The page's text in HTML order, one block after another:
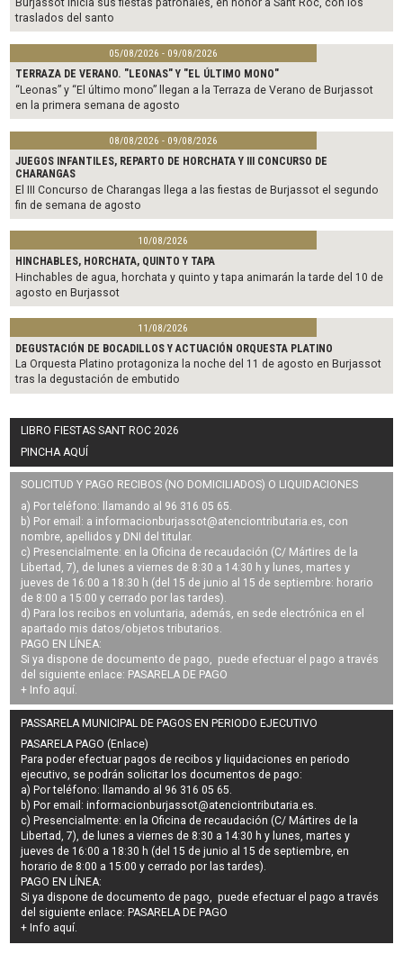
Burjassot inicia sus fiestas patronales, en honor a Sant Roc, con los
traslados del santo
05/08/2026 - 09/08/2026
TERRAZA DE VERANO. "LEONAS" Y "EL ÚLTIMO MONO"
“Leonas” y “El último mono” llegan a la Terraza de Verano de Burjassot
en la primera semana de agosto
08/08/2026 - 09/08/2026
JUEGOS INFANTILES, REPARTO DE HORCHATA Y III CONCURSO DE
CHARANGAS
El III Concurso de Charangas llega a las fiestas de Burjassot el segundo
fin de semana de agosto
10/08/2026
HINCHABLES, HORCHATA, QUINTO Y TAPA
Hinchables de agua, horchata y quinto y tapa animarán la tarde del 10 de
agosto en Burjassot
11/08/2026
DEGUSTACIÓN DE BOCADILLOS Y ACTUACIÓN ORQUESTA PLATINO
La Orquesta Platino protagoniza la noche del 11 de agosto en Burjassot
tras la degustación de embutido
LIBRO FIESTAS SANT ROC 2026
PINCHA AQUÍ
SOLICITUD Y PAGO RECIBOS (NO DOMICILIADOS) O LIQUIDACIONES
a) Por teléfono: llamando al 96 316 05 65.
b) Por email: a informacionburjassot@atenciontributaria.es, con
nombre, apellidos y DNI del titular.
c) Presencialmente: en la Oficina de recaudación (C/ Mártires de la
Libertad, 7), de lunes a viernes de 8:30 a 14:30 h y lunes, martes y
jueves de 16:00 a 18:30 h (del 15 de junio al 15 de septiembre: horario
de 8:00 a 15:00 y cerrado por las tardes).
d) Para los recibos en voluntaria, además, en sede electrónica en el
apartado mis datos/objetos tributarios.
PAGO EN LÍNEA:
Si ya dispone de documento de pago, puede efectuar el pago a través
del siguiente enlace: PASARELA DE PAGO
+ Info aquí.
PASSARELA MUNICIPAL DE PAGOS EN PERIODO EJECUTIVO
PASARELA PAGO (Enlace)
Para poder efectuar pagos derecibos y liquidaciones en periodo
ejecutivo, se podrán solicitar los documentos de pago:
a) Por teléfono: llamando al 96 316 05 65.
b) Por email:informacionburjassot@atenciontributaria.es.
c) Presencialmente: en la Oficina de recaudación (C/ Mártires de la
Libertad, 7), de lunes a viernes de 8:30 a 14:30 h y lunes, martes y
jueves de 16:00 a 18:30 h (del 15 de junio al 15 de septiembre, en
horario de 8:00 a 15:00 y cerrado por las tardes).
PAGO EN LÍNEA:
Si ya dispone de documento de pago, puede efectuar el pago a través
del siguiente enlace: PASARELA DE PAGO
+ Info aquí.